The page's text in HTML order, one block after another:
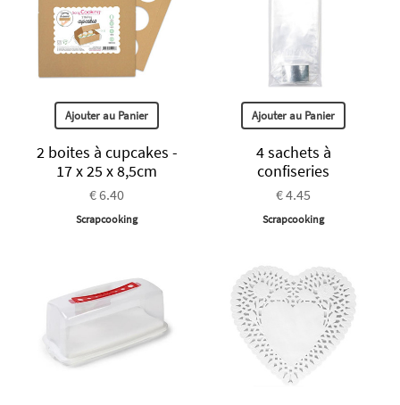
Ajouter au Panier
2 boites à cupcakes -
17 x 25 x 8,5cm
€ 6.40
Scrapcooking
Ajouter au Panier
4 sachets à
confiseries
€ 4.45
Scrapcooking